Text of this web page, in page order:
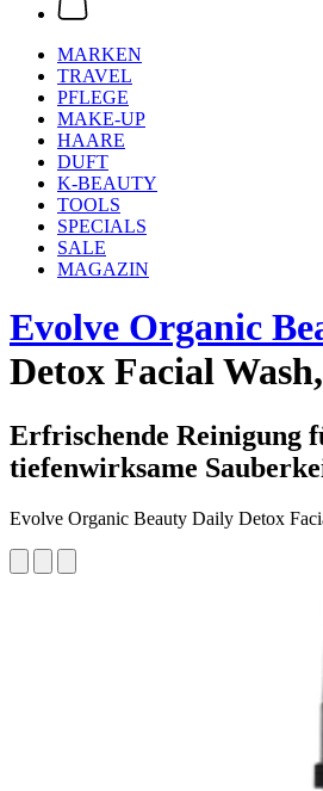
MARKEN
TRAVEL
PFLEGE
MAKE-UP
HAARE
DUFT
K-BEAUTY
TOOLS
SPECIALS
SALE
MAGAZIN
Evolve Organic
Detox Facial
Erfrischende Reinigung
tiefenwirksame
Evolve Organic Beauty Daily Detox